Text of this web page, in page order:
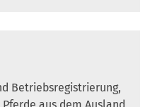
Betriebsregistrierung,
aus dem Ausland,